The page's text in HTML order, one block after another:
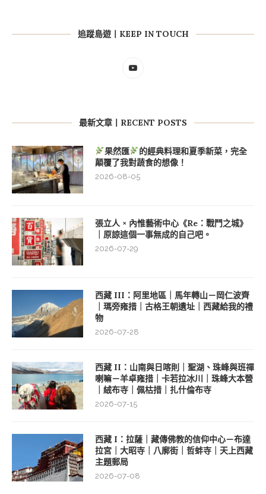
追蹤島遊丨KEEP IN TOUCH
最新文章丨RECENT POSTS
果然匯
的經典料理和夏季新菜，完全
顛覆了我對蔬食的想像！
2026-08-05
張立人 × 內惟藝術中心《Re：戰鬥之城》
｜原諒這個一事無成的自己吧。
2026-07-29
西藏 III：阿里地區｜馬年轉山－岡仁波齊
｜瑪旁雍措｜古格王朝遺址｜西藏給我的禮
物
2026-07-28
西藏 II：山南與日喀則｜聖湖、珠峰與班禪
喇嘛－羊卓雍措｜卡若拉冰川｜珠峰大本營
｜絨布寺｜佩枯措｜扎什倫布寺
2026-07-15
西藏 I：拉薩｜藏傳佛教的信仰中心－布達
拉宮｜大昭寺｜八廓街｜哲蚌寺｜天上西藏
主題郵局
2026-07-08